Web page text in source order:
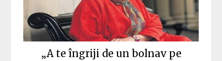
„A te îngriji de un bolnav pe